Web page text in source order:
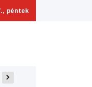
péntek
kaszással üzent a